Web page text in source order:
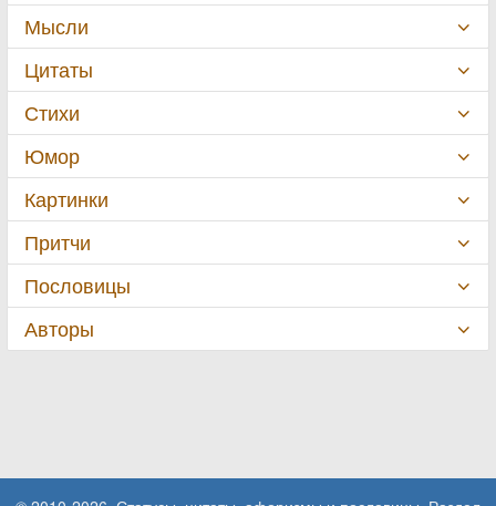
Мысли
Цитаты
Стихи
Юмор
Картинки
Притчи
Пословицы
Авторы